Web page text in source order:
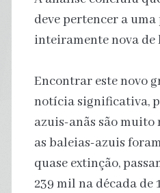
deve pertencer a
inteiramente nova de
Encontrar este novo
notícia significativa,
azuis-anãs são muito
as baleias-azuis
quase extinção,
239 mil na década de